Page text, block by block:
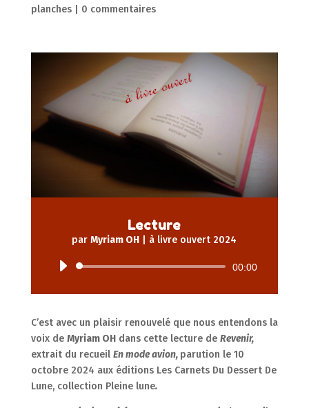
planches| 0 commentaires
Lecture
parMyriam OH à livre ouvert 2024
Lecteur
00:00
C’est avec un plaisir renouvelé que nous entendons la
voix de Myriam OHdans cette lecture de Revenir,
extrait du recueil En mode avion, parution le 10
octobre 2024 aux éditions Les Carnets Du Dessert De
Lune, collection Pleine lune.